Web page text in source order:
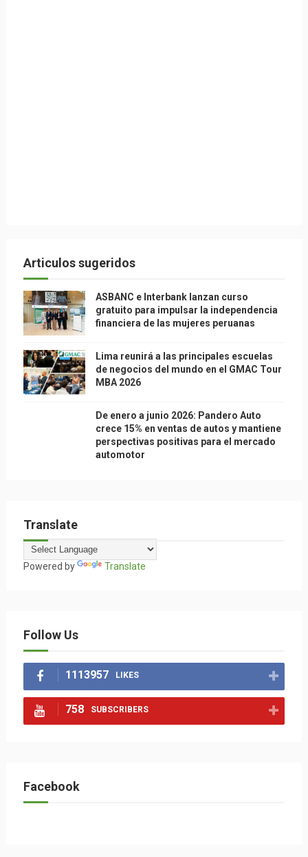
Articulos sugeridos
ASBANC e Interbank lanzan curso
gratuito para impulsar la independencia
financiera de las mujeres peruanas
Lima reunirá a las principales escuelas
de negocios del mundo en el GMAC Tour
MBA 2026
De enero a junio 2026: Pandero Auto
crece 15% en ventas de autos y mantiene
perspectivas positivas para el mercado
automotor
Translate
Powered by Translate
Follow Us
1113957 LIKES
758 SUBSCRIBERS
Facebook